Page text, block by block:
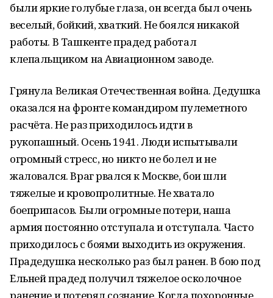
были яркие голубые глаза, он всегда был очень
веселый, бойкий, хваткий. Не боялся никакой
работы. В Ташкенте прадед работал
клепальщиком на Авиационном заводе.
Грянула Великая Отечественная война. Дедушка
оказался на фронте командиром пулеметного
расчёта. Не раз приходилось идти в
рукопашный. Осень 1941. Люди испытывали
огромный стресс, но никто не болел и не
жаловался. Враг рвался к Москве, бои шли
тяжелые и кровопролитные. Не хватало
боеприпасов. Были огромные потери, наша
армия постоянно отступала и отступала. Часто
приходилось с боями выходить из окружения.
Прадедушка несколько раз был ранен. В бою под
Ельней прадед получил тяжелое осколочное